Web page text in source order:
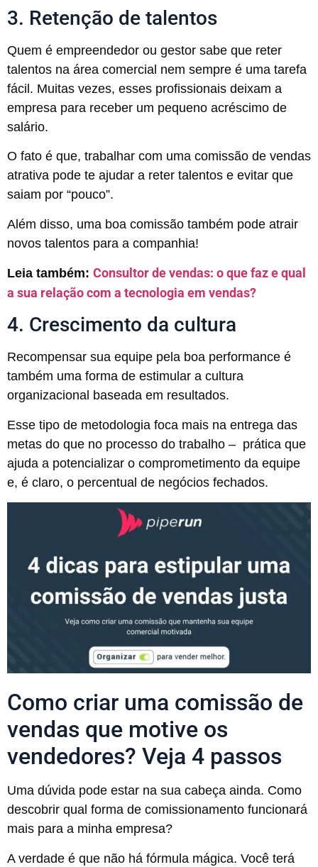
3. Retenção de talentos
Quem é empreendedor ou gestor sabe que reter
talentos na área comercial nem sempre é uma tarefa
fácil. Muitas vezes, esses profissionais deixam a
empresa para receber um pequeno acréscimo de
salário.
O fato é que, trabalhar com uma comissão de vendas
atrativa pode te ajudar a reter talentos e evitar que
saiam por “pouco”.
Além disso, uma boa comissão também pode atrair
novos talentos para a companhia!
Leia também: Consultor de vendas: o que faz e qual
a sua relação com a tecnologia em vendas?
4. Crescimento da cultura
Recompensar sua equipe pela boa performance é
também uma forma de estimular a cultura
organizacional baseada em resultados.
Esse tipo de metodologia foca mais na entrega das
metas do que no processo do trabalho – prática que
ajuda a potencializar o comprometimento da equipe
e, é claro, o percentual de negócios fechados.
Como criar uma comissão de
vendas que motive os
vendedores? Veja 4 passos
Uma dúvida pode estar na sua cabeça ainda. Como
descobrir qual forma de comissionamento funcionará
mais para a minha empresa?
A verdade é que não há fórmula mágica. Você terá